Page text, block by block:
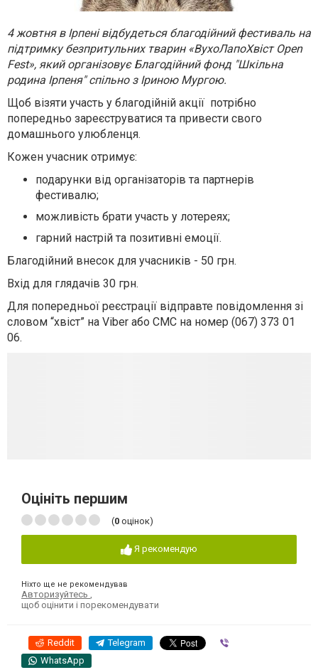
4 жовтня в Ірпені відбудеться благодійний фестиваль на
підтримку безпритульних тварин «ВухоЛапоХвіст Opеn
Fest», який організовує Благодійний фонд "Шкільна
родина Ірпеня" спільно з Іриною Мургою.
Щоб візяти участь у благодійній акції потрібно
попередньо зареєструватися та привести свого
домашнього улюбленця.
Кожен учасник отримує:
подарунки від організаторів та партнерів
фестивалю;
можливість брати участь у лотереях;
гарний настрій та позитивні емоції.
Благодійний внесок для учасників - 50 грн.
Вхід для глядачів 30 грн.
Для попередньої реєстрації відправте повідомлення зі
словом “хвіст” на Viber або СМС на номер (067) 373 01
06.
Оцініть першим
(0 оцінок)
Я рекомендую
Ніхто ще не рекомендував
Авторизуйтесь
щоб оцінити і порекомендувати
Reddit Telegram
WhatsApp